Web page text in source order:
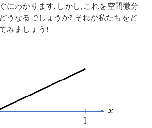
にわかります. しかし, これを空間微分
うなるでしょうか? それが私たちをど
みましょう!